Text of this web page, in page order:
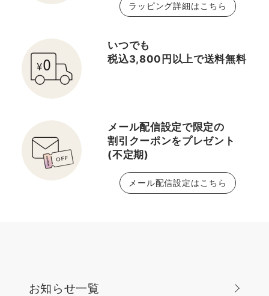
ラッピング詳細はこちら
いつでも
税込3,800円以上で送料無料
メール配信設定で限定の
割引クーポンをプレゼント
(不定期)
メール配信設定はこちら
お知らせ一覧